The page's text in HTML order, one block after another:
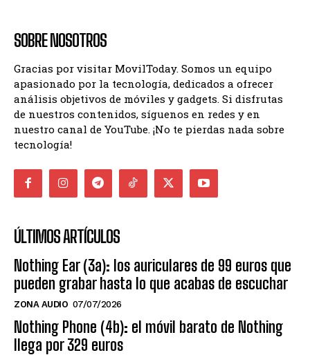
SOBRE NOSOTROS
Gracias por visitar MovilToday. Somos un equipo
apasionado por la tecnología, dedicados a ofrecer
análisis objetivos de móviles y gadgets. Si disfrutas
de nuestros contenidos, síguenos en redes y en
nuestro canal de YouTube. ¡No te pierdas nada sobre
tecnología!
ÚLTIMOS ARTÍCULOS
Nothing Ear (3a): los auriculares de 99 euros que
pueden grabar hasta lo que acabas de escuchar
ZONA AUDIO 07/07/2026
Nothing Phone (4b): el móvil barato de Nothing
llega por 329 euros